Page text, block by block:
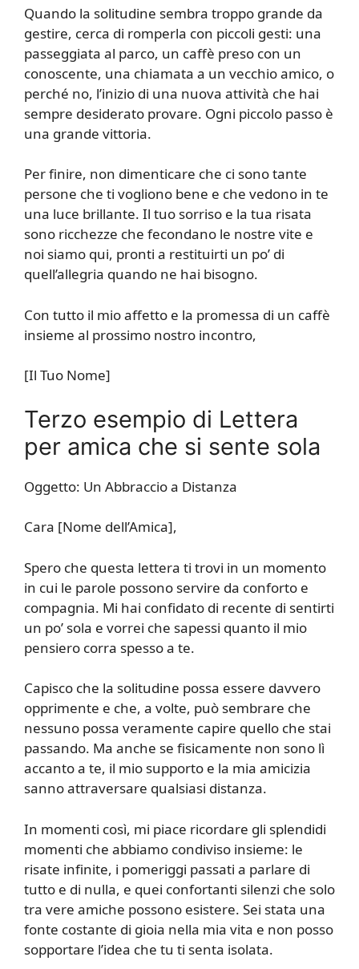
Quando la solitudine sembra troppo grande da
gestire, cerca di romperla con piccoli gesti: una
passeggiata al parco, un caffè preso con un
conoscente, una chiamata a un vecchio amico, o
perché no, l’inizio di una nuova attività che hai
sempre desiderato provare. Ogni piccolo passo è
una grande vittoria.
Per finire, non dimenticare che ci sono tante
persone che ti vogliono bene e che vedono in te
una luce brillante. Il tuo sorriso e la tua risata
sono ricchezze che fecondano le nostre vite e
noi siamo qui, pronti a restituirti un po’ di
quell’allegria quando ne hai bisogno.
Con tutto il mio affetto e la promessa di un caffè
insieme al prossimo nostro incontro,
[Il Tuo Nome]
Terzo esempio di Lettera
per amica che si sente sola
Oggetto: Un Abbraccio a Distanza
Cara [Nome dell’Amica],
Spero che questa lettera ti trovi in un momento
in cui le parole possono servire da conforto e
compagnia. Mi hai confidato di recente di sentirti
un po’ sola e vorrei che sapessi quanto il mio
pensiero corra spesso a te.
Capisco che la solitudine possa essere davvero
opprimente e che, a volte, può sembrare che
nessuno possa veramente capire quello che stai
passando. Ma anche se fisicamente non sono lì
accanto a te, il mio supporto e la mia amicizia
sanno attraversare qualsiasi distanza.
In momenti così, mi piace ricordare gli splendidi
momenti che abbiamo condiviso insieme: le
risate infinite, i pomeriggi passati a parlare di
tutto e di nulla, e quei confortanti silenzi che solo
tra vere amiche possono esistere. Sei stata una
fonte costante di gioia nella mia vita e non posso
sopportare l’idea che tu ti senta isolata.